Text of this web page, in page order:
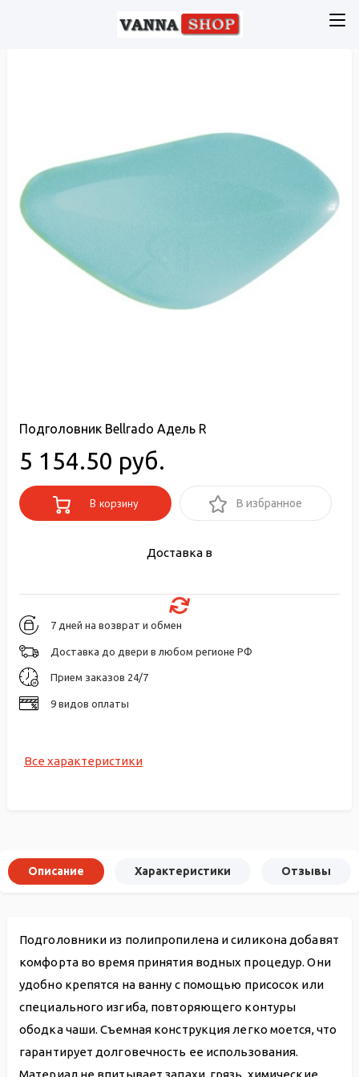
Подголовник Bellrado Адель R
5 154.50 руб.
В корзину В избранное
Доставка в
7 дней на возврат и обмен
Доставка до двери в любом регионе РФ
Прием заказов 24/7
9 видов оплаты
Все характеристики
Описание Характеристики Отзывы
Подголовники из полипропилена и силикона добавят
комфорта во время принятия водных процедур. Они
удобно крепятся на ванну с помощью присосок или
специального изгиба, повторяющего контуры
ободка чаши. Съемная конструкция легко моется, что
гарантирует долговечность ее использования.
Материал не впитывает запахи, грязь, химические